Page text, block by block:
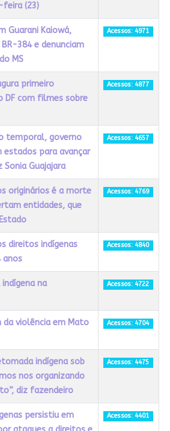
feira (23)
Guarani Kaiowá,
384 e denunciam
MS
Acessos: 4971
primeiro
DF com filmes sobre
Acessos: 4877
temporal, governo
para avançar
Sonia Guajajara
Acessos: 4657
originários é a morte
entidades, que
Acessos: 4769
direitos indígenas
anos
Acessos: 4840
na
Acessos: 4722
da violência em Mato
Acessos: 4704
indígena sob
nos organizando
diz fazendeiro
Acessos: 4475
persistiu em
Acessos: 4401